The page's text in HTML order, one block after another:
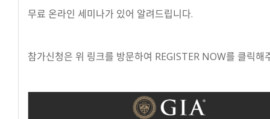
무료 온라인 세미나가 있어 알려드립니다.
참가신청은 위 링크를 방문하여 REGISTER NOW를 클릭해